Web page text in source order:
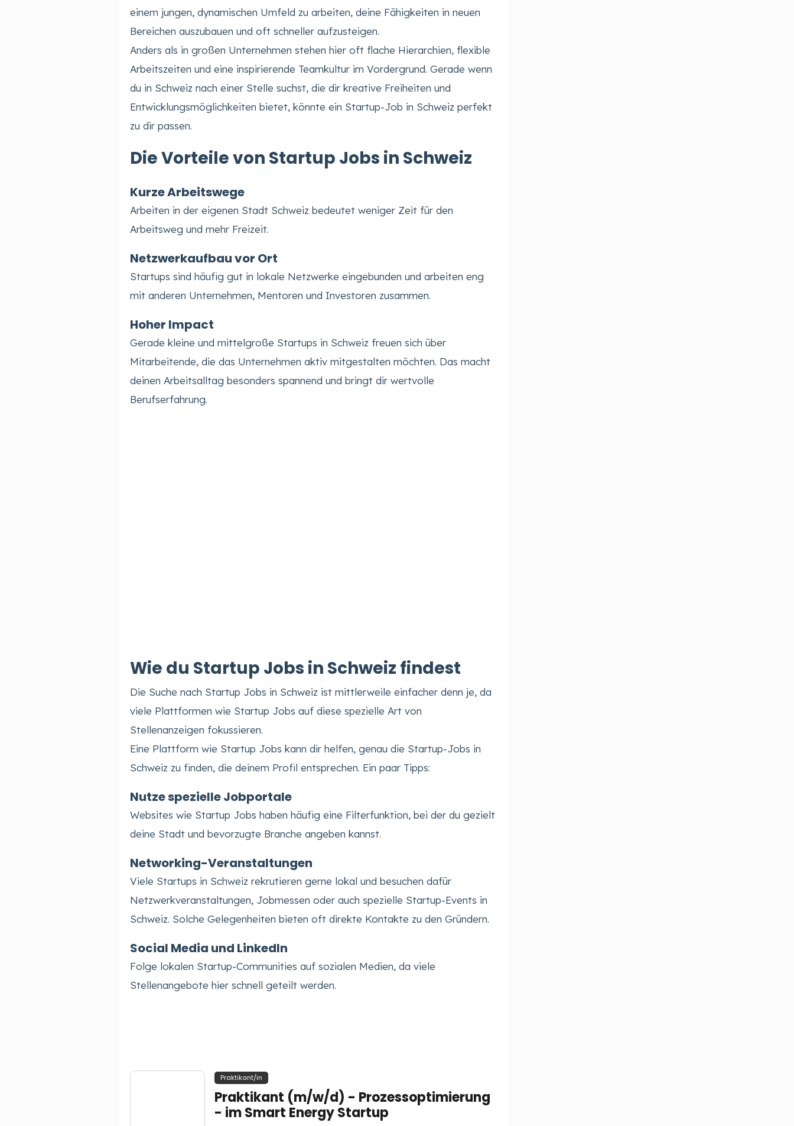
einem jungen, dynamischen Umfeld zu arbeiten, deine Fähigkeiten in neuen
Bereichen auszubauen und oft schneller aufzusteigen.
Anders als in großen Unternehmen stehen hier oft flache Hierarchien, flexible
Arbeitszeiten und eine inspirierende Teamkultur im Vordergrund. Gerade wenn
du in Schweiz nach einer Stelle suchst, die dir kreative Freiheiten und
Entwicklungsmöglichkeiten bietet, könnte ein Startup-Job in Schweiz perfekt
zu dir passen.
Die Vorteile von Startup Jobs in Schweiz
Kurze Arbeitswege
Arbeiten in der eigenen Stadt Schweiz bedeutet weniger Zeit für den
Arbeitsweg und mehr Freizeit.
Netzwerkaufbau vor Ort
Startups sind häufig gut in lokale Netzwerke eingebunden und arbeiten eng
mit anderen Unternehmen, Mentoren und Investoren zusammen.
Hoher Impact
Gerade kleine und mittelgroße Startups in Schweiz freuen sich über
Mitarbeitende, die das Unternehmen aktiv mitgestalten möchten. Das macht
deinen Arbeitsalltag besonders spannend und bringt dir wertvolle
Berufserfahrung.
Wie du Startup Jobs in Schweiz findest
Die Suche nach Startup Jobs in Schweiz ist mittlerweile einfacher denn je, da
viele Plattformen wie Startup Jobs auf diese spezielle Art von
Stellenanzeigen fokussieren.
Eine Plattform wie Startup Jobs kann dir helfen, genau die Startup-Jobs in
Schweiz zu finden, die deinem Profil entsprechen. Ein paar Tipps:
Nutze spezielle Jobportale
Websites wie Startup Jobs haben häufig eine Filterfunktion, bei der du gezielt
deine Stadt und bevorzugte Branche angeben kannst.
Networking-Veranstaltungen
Viele Startups in Schweiz rekrutieren gerne lokal und besuchen dafür
Netzwerkveranstaltungen, Jobmessen oder auch spezielle Startup-Events in
Schweiz. Solche Gelegenheiten bieten oft direkte Kontakte zu den Gründern.
Social Media und LinkedIn
Folge lokalen Startup-Communities auf sozialen Medien, da viele
Stellenangebote hier schnell geteilt werden.
Prak­ti­kan­t/in
Praktikant (m/w/d) - Prozessoptimierung
- im Smart Energy Startup